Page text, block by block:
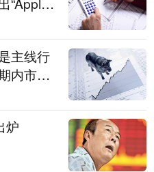
主线行
内市场
线
炉